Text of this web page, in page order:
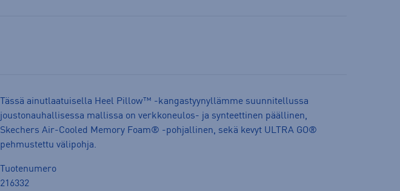
Tässä ainutlaatuisella Heel Pillow™ -kangastyynyllämme suunnitellussa
joustonauhallisessa mallissa on verkkoneulos- ja synteettinen päällinen,
Skechers Air-Cooled Memory Foam® -pohjallinen, sekä kevyt ULTRA GO®
pehmustettu välipohja.
Tuotenumero
216332